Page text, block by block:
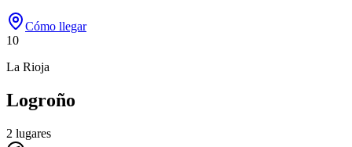
Cómo llegar
10
La Rioja
Logroño
2 lugares